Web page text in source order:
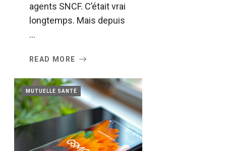
agents SNCF. C’était vrai
longtemps. Mais depuis
...
READ MORE
MUTUELLE SANTÉ